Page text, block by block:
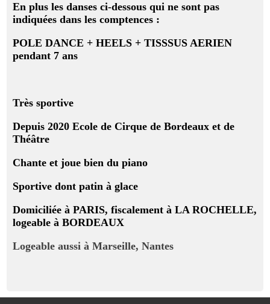
En plus les danses ci-dessous qui ne sont pas
indiquées dans les comptences :
POLE DANCE + HEELS + TISSSUS AERIEN
pendant 7 ans
Très sportive
Depuis 2020 Ecole de Cirque de Bordeaux et de
Théâtre
Chante et joue bien du piano
Sportive dont patin à glace
Domiciliée à PARIS,fiscalementà LA ROCHELLE,
logeable à BORDEAUX
Logeable aussi à Marseille, Nantes